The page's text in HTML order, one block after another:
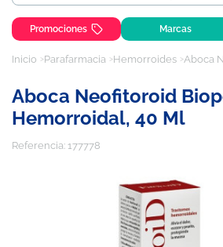
Promociones Marcas
Inicio Parafarmacia Hemorroides
Aboca Neofitoroid
Hemorroidal, 40 Ml
Referencia: 177778